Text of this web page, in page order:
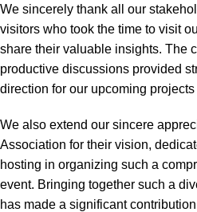
We sincerely thank all our
visitors who took the time to visit
share their valuable insights. The
productive discussions provided
direction for our upcoming
We also extend our sincere
Association for their vision,
hosting in organizing such a
event. Bringing together such a
has made a significant